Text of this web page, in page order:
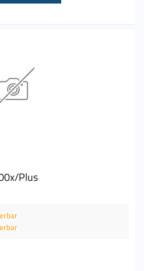
Plus